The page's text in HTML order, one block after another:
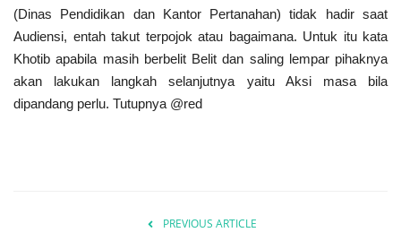
(Dinas Pendidikan dan Kantor Pertanahan) tidak hadir saat
Audiensi, entah takut terpojok atau bagaimana. Untuk itu kata
Khotib apabila masih berbelit Belit dan saling lempar pihaknya
akan lakukan langkah selanjutnya yaitu Aksi masa bila
dipandang perlu. Tutupnya @red
PREVIOUS ARTICLE